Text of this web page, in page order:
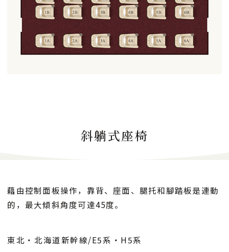
斜躺式座椅
藉由控制面板操作，靠背、座面、腿托和腳踏板是連動
的，最大傾斜角度可達45度。
東北・北海道新幹線/E5系・H5系